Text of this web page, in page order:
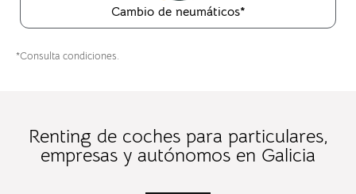
Cambio de neumáticos*
*Consulta condiciones.
Renting de coches para particulares,
empresas y autónomos en Galicia